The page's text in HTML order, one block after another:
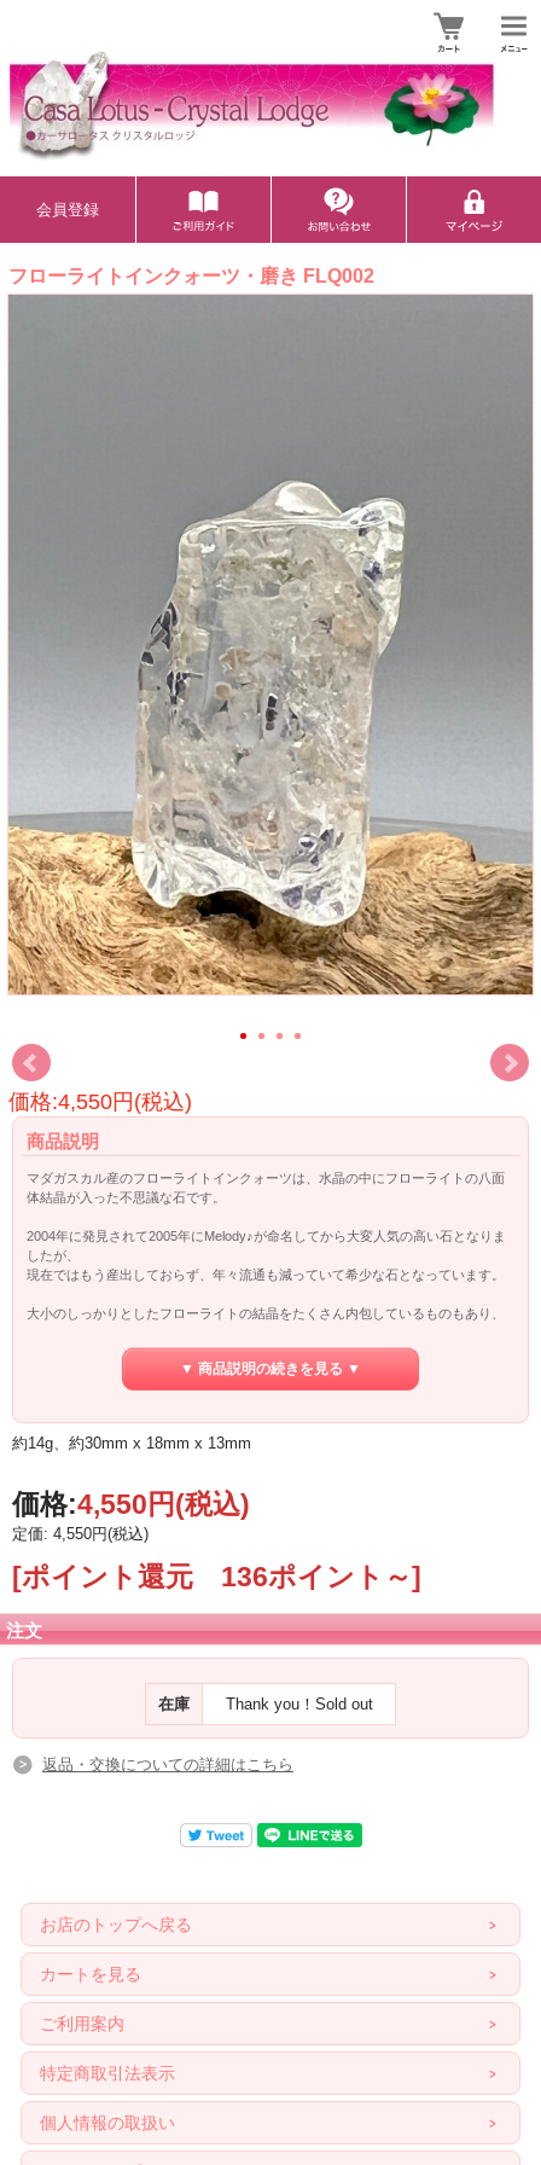
会員登録
フローライトインクォーツ・磨き FLQ002
価格:4,550円(税込)
商品説明
マダガスカル産のフローライトインクォーツは、水晶の中にフローライトの八面
体結晶が入った不思議な石です。
2004年に発見されて2005年にMelody♪が命名してから大変人気の高い石となりま
したが、
現在ではもう産出しておらず、年々流通も減っていて希少な石となっています。
大小のしっかりとしたフローライトの結晶をたくさん内包しているものもあり、
ポリッシュされていることでまるで水のようにクリアでぷっくりとしています。
水入りのように見えるものもあり、それらはフローライトインクォーツの特徴の
の空間だけが残ったもの)です。
一部、研磨の過程で表面に出た逆格子空間も見られます。
この逆格子空間とフローライトは「陰と陽」「女性性と男性性」、「虚と実」な
どとして
バランスを保ち、そしてその統合を助けるのだそうです。
ルでもあります。
またフローライトインクォーツは、カウンセラーに有益な石でもあります。
相手（または自分）の問題点を明確にしてくれるので、
で、
セッション中、またはセッション後にクライアントに問題点を自分で受け取って
もらいたい場合などには、
現世での問題点を明確にできるし、太陽系の惑星にも深く繋がっているので、
インスピレーションでグリッドを組んで、その前で瞑想してみるのもよいでしょ
う。
▼ 商品説明の続きを見る ▼
約14g、約30mm x 18mm x 13mm
価格:4,550円(税込)
定価: 4,550円(税込)
[ポイント還元 136ポイント～]
注文
在庫 Thank you！Sold out
返品・交換についての詳細はこちら
お店のトップへ戻る
カートを見る
ご利用案内
特定商取引法表示
個人情報の取扱い